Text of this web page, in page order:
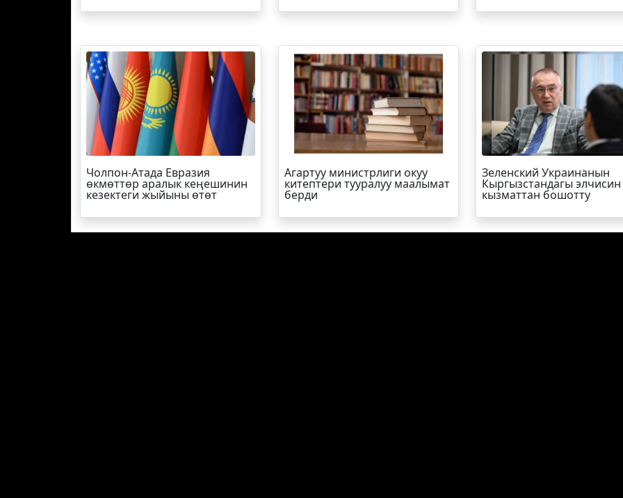
Чолпон-Атада Евразия
өкмөттөр аралык кеңешинин
кезектеги жыйыны өтөт
Агартуу министрлиги окуу
китептери тууралуу маалымат
берди
Зеленский Украинанын
Кыргызстандагы элчисин
кызматтан бошотту